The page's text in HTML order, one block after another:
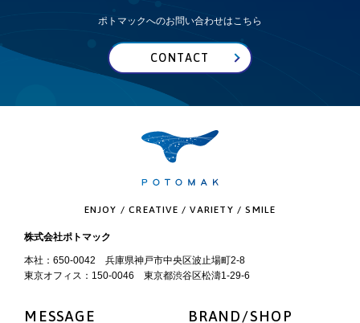
ポトマックへのお問い合わせはこちら
CONTACT
ENJOY / CREATIVE / VARIETY / SMILE
株式会社ポトマック
本社：650-0042 兵庫県神戸市中央区波止場町2-8
東京オフィス：150-0046 東京都渋谷区松濤1-29-6
MESSAGE BRAND/SHOP